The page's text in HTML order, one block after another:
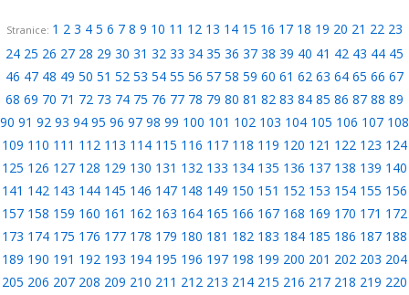
Stranice: 1 2 3 4 5 6 7 8 9 10 11 12 13 14 15 16 17 18 19 20 21 22 23
24 25 26 27 28 29 30 31 32 33 34 35 36 37 38 39 40 41 42 43 44 45
46 47 48 49 50 51 52 53 54 55 56 57 58 59 60 61 62 63 64 65 66 67
68 69 70 71 72 73 74 75 76 77 78 79 80 81 82 83 84 85 86 87 88 89
90 91 92 93 94 95 96 97 98 99 100 101 102 103 104 105 106 107 108
109 110 111 112 113 114 115 116 117 118 119 120 121 122 123 124
125 126 127 128 129 130 131 132 133 134 135 136 137 138 139 140
141 142 143 144 145 146 147 148 149 150 151 152 153 154 155 156
157 158 159 160 161 162 163 164 165 166 167 168 169 170 171 172
173 174 175 176 177 178 179 180 181 182 183 184 185 186 187 188
189 190 191 192 193 194 195 196 197 198 199 200 201 202 203 204
205 206 207 208 209 210 211 212 213 214 215 216 217 218 219 220